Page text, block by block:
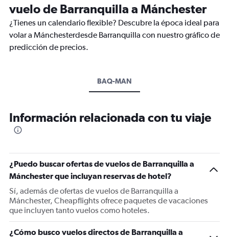
vuelo de Barranquilla a Mánchester
¿Tienes un calendario flexible? Descubre la época ideal para
volar a Mánchesterdesde Barranquilla con nuestro gráfico de
predicción de precios.
BAQ-MAN
Información relacionada con tu viaje
¿Puedo buscar ofertas de vuelos de Barranquilla a
Mánchester que incluyan reservas de hotel?
Sí, además de ofertas de vuelos de Barranquilla a
Mánchester, Cheapflights ofrece paquetes de vacaciones
que incluyen tanto vuelos como hoteles.
¿Cómo busco vuelos directos de Barranquilla a